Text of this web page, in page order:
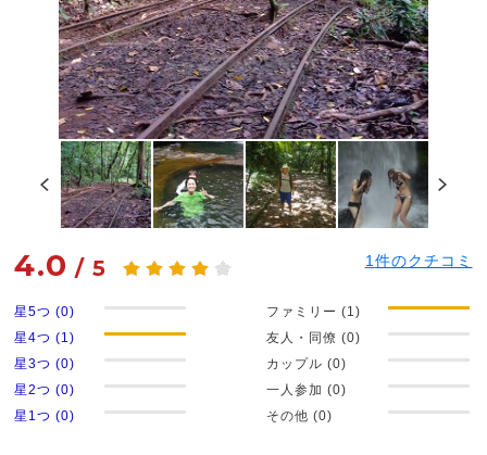
4.0 /5 1件のクチコミ
星5つ (0)
星4つ (1)
星3つ (0)
星2つ (0)
星1つ (0)
ファミリー (1)
友人・同僚 (0)
カップル (0)
一人参加 (0)
その他 (0)